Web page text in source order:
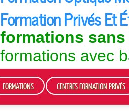
Formation Privés Et
formations sans
formations avec
FORMATIONS CENTRES FORMATION PRIVÉS